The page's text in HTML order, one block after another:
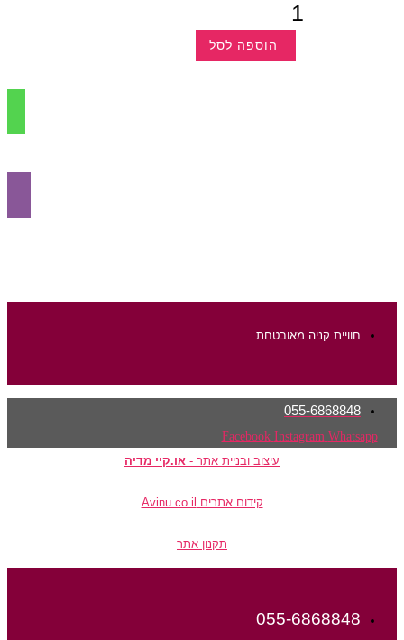
הוספה לסל
למוצר
חוויית קניה מאובטחת
055-6868848
Facebook Instagram Whatsapp
עיצוב ובניית אתר -או.קיי מדיה
קידום אתרים Avinu.co.il
תקנון אתר
055-6868848